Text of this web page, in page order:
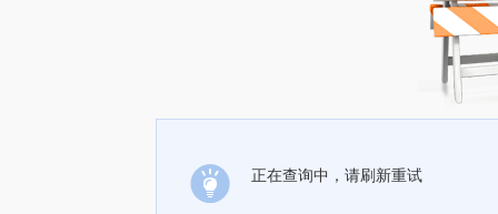
正在查询中，请刷新重试